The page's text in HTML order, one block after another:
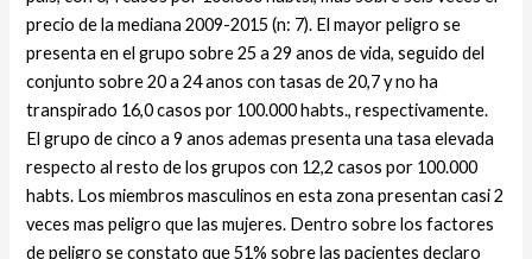
precio de la mediana 2009-2015 (n: 7). El mayor peligro se
presenta en el grupo sobre 25 a 29 anos de vida, seguido del
conjunto sobre 20 a 24 anos con tasas de 20,7 y no ha
transpirado 16,0 casos por 100.000 habts., respectivamente.
El grupo de cinco a 9 anos ademas presenta una tasa elevada
respecto al resto de los grupos con 12,2 casos por 100.000
habts. Los miembros masculinos en esta zona presentan casi 2
veces mas peligro que las mujeres. Dentro sobre los factores
de peligro se constato que 51% sobre las pacientes declaro